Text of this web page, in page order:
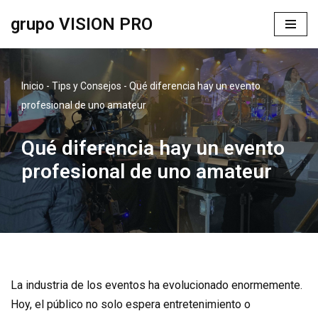
contenido
grupo VISION PRO
Inicio - Tips y Consejos - Qué diferencia hay un evento
profesional de uno amateur
Qué diferencia hay un evento
profesional de uno amateur
La industria de los eventos ha evolucionado enormemente.
Hoy, el público no solo espera entretenimiento o